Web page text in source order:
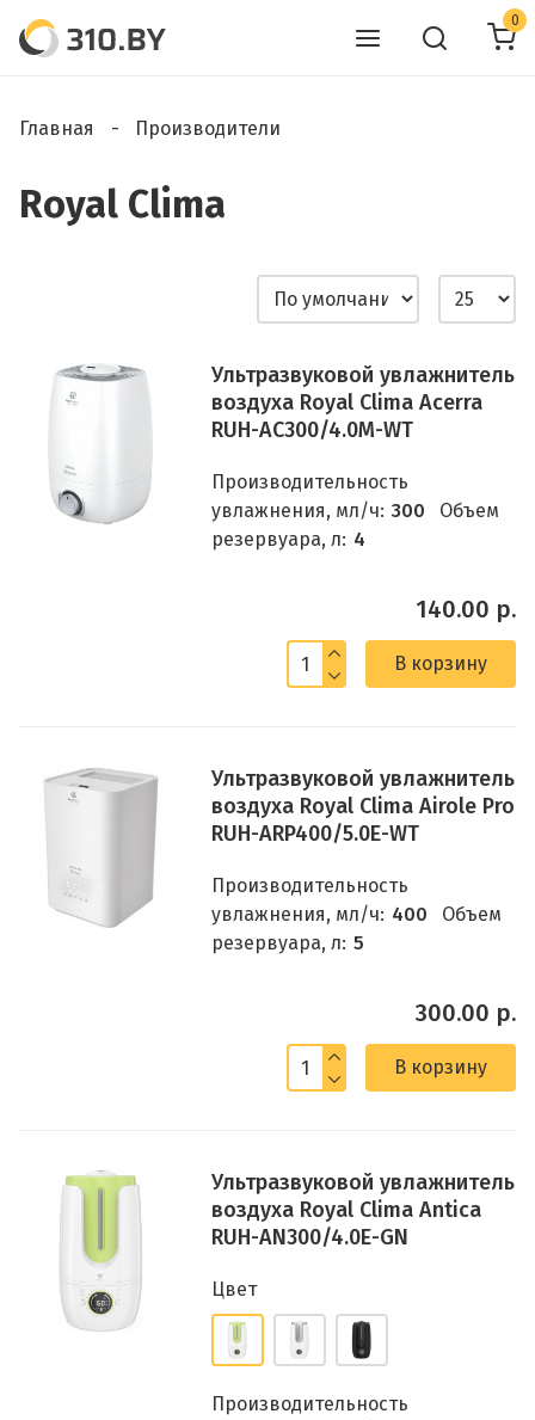
0
Главная Производители
Royal Clima
Ультразвуковой увлажнитель
воздуха Royal Clima Acerra
RUH-AC300/4.0M-WT
Производительность
увлажнения, мл/ч: 300
Объем
резервуара, л: 4
140.00 р.
В корзину
Ультразвуковой увлажнитель
воздуха Royal Clima Airole Pro
RUH-ARP400/5.0E-WT
Производительность
увлажнения, мл/ч: 400
Объем
резервуара, л: 5
300.00 р.
В корзину
Ультразвуковой увлажнитель
воздуха Royal Clima Antica
RUH-AN300/4.0E-GN
Цвет
Производительность